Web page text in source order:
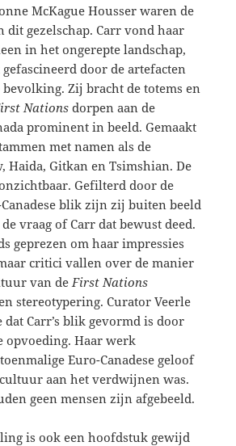
McKague Housser waren de
gezelschap. Carr vond haar
in het ongerepte landschap,
door de artefacten
Zij bracht de totems en
Nations dorpen aan de
prominent in beeld. Gemaakt
met namen als de
Haida, Gitkan en Tsimshian. De
Gefilterd door de
blik zijn zij buiten beeld
vraag of Carr dat bewust deed.
geprezen om haar impressies
critici vallen over de manier
van de First Nations
stereotypering. Curator Veerle
Carr’s blik gevormd is door
opvoeding. Haar werk
Euro-Canadese geloof
aan het verdwijnen was.
geen mensen zijn afgebeeld.
is ook een hoofdstuk gewijd